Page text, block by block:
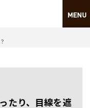
たり、目線を遮